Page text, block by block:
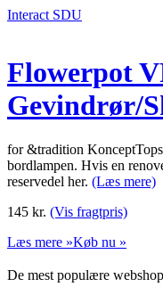
Interact SDU
Flowerpot
Gevindrør/
for &tradition
bordlampen. Hvis en
reservedel her. (Læs mere)
145 kr. (Vis fragtpris)
Læs mere »Køb nu »
De mest populære